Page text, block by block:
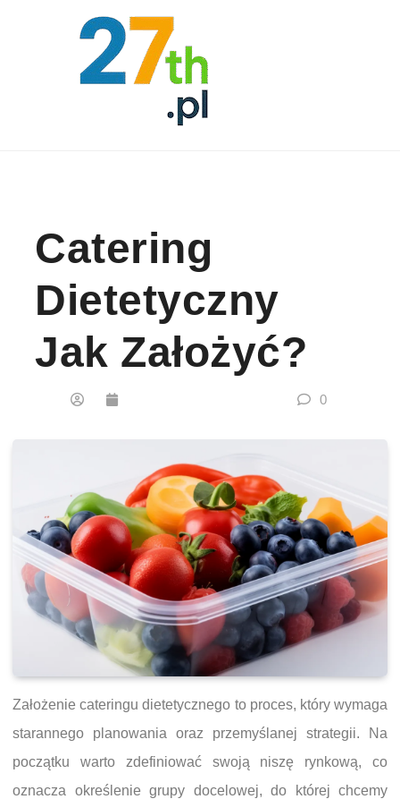
Catering
Dietetyczny
Jak Założyć?
0
Założenie cateringu dietetycznego to proces, który wymaga
starannego planowania oraz przemyślanej strategii. Na
początku warto zdefiniować swoją niszę rynkową, co
oznacza określenie grupy docelowej, do której chcemy